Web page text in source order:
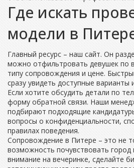
Где искать
модели в
Главный ресурс – наш сайт. Он
можно отфильтровать девушек по
типу сопровождения и цене.
сразу увидеть доступные варианты
Если хотите обсудить детали по
форму обратной связи. Наши
подбирают подходящие
вопросы о конфиденциальности,
правилах поведения.
Сопровождение в Питере – это не
возможность почувствовать город
внимание на вечеринке, сделайте